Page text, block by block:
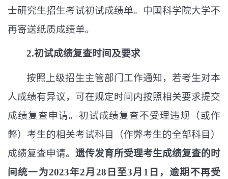
士研究生招生考试初试成绩单。中国科学院大学不
再寄送纸质成绩单。
2.初试成绩复查时间及要求
按照上级招生主管部门工作通知，若考生对本
人成绩有异议，可在规定时间内按照相关要求提交
成绩复查申请。初试成绩复查不受理违规（或作
弊）考生的相关考试科目（作弊考生的全部科目）
成绩复查申请。 遗传发育所受理考生成绩复查的时
间统一为2023年2月 28 日至3月 1 日，逾期不再受